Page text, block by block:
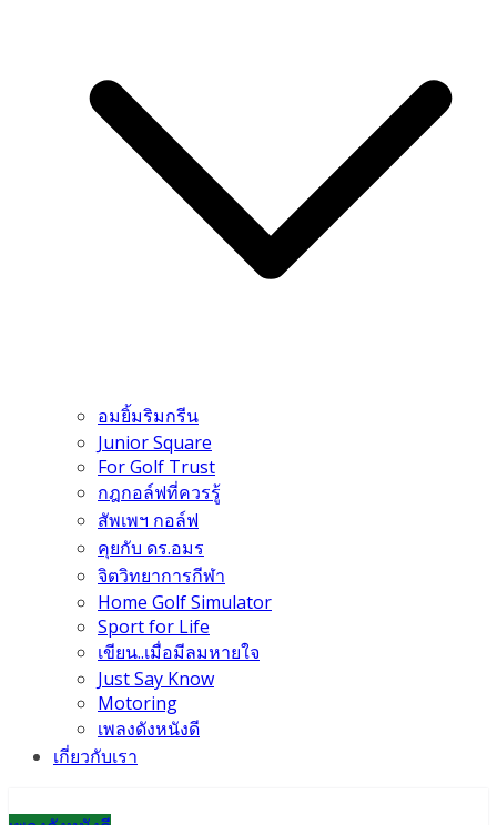
อมยิ้มริมกรีน
Junior Square
For Golf Trust
กฎกอล์ฟที่ควรรู้
สัพเพฯ กอล์ฟ
คุยกับ ดร.อมร
จิตวิทยาการกีฬา
Home Golf Simulator
Sport for Life
เขียน..เมื่อมีลมหายใจ
Just Say Know
Motoring
เพลงดังหนังดี
เกี่ยวกับเรา